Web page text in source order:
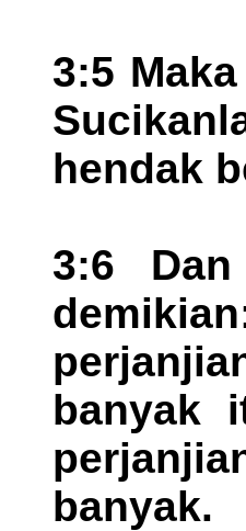
3:5
hendak
3:6
banyak
banyak.